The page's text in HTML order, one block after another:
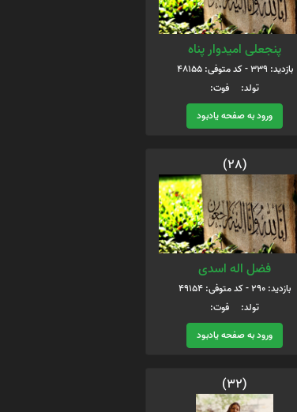
پنجعلی امیدوار پناه
بازدید: 339 - کد متوفی: 48155
تولد: فوت:
ورود به صفحه یادبود
(28)
فضل اله اسدی
بازدید: 290 - کد متوفی: 49154
تولد: فوت:
ورود به صفحه یادبود
(32)